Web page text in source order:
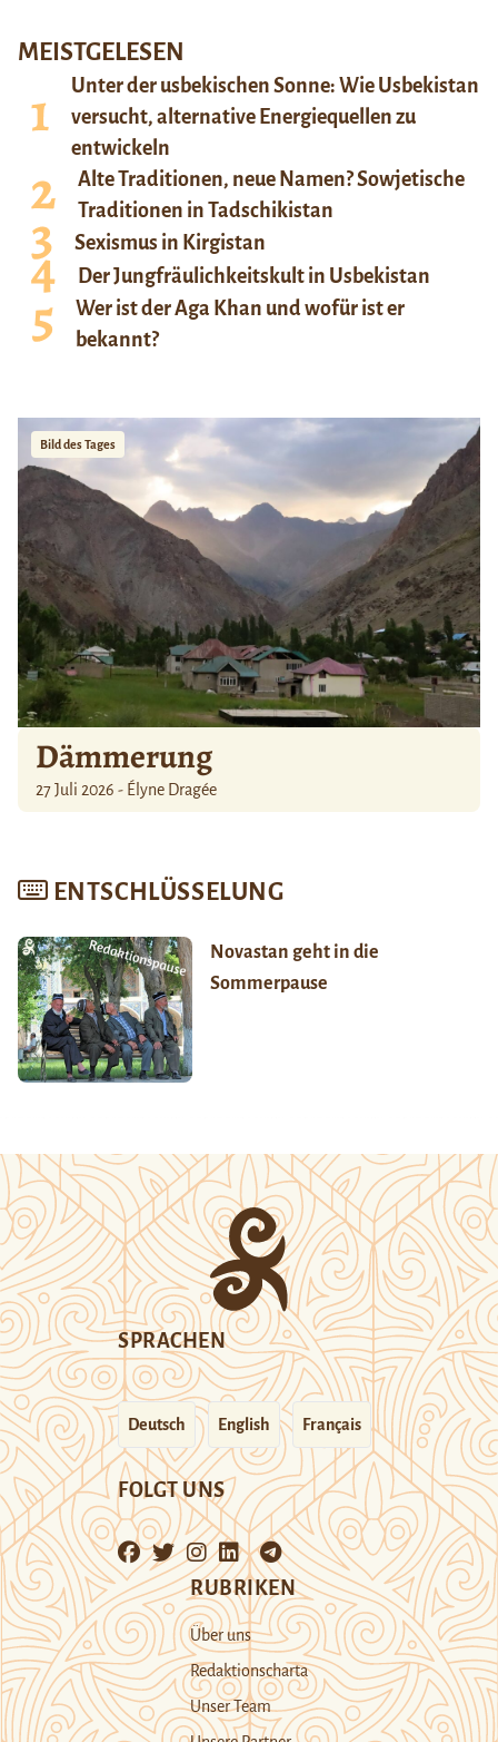
MEISTGELESEN
Unter der usbekischen Sonne: Wie Usbekistan
versucht, alternative Energiequellen zu
entwickeln
Alte Traditionen, neue Namen? Sowjetische
Traditionen in Tadschikistan
Sexismus in Kirgistan
Der Jungfräulichkeitskult in Usbekistan
Wer ist der Aga Khan und wofür ist er
bekannt?
Bild des Tages
Dämmerung
27 Juli 2026 - Élyne Dragée
ENTSCHLÜSSELUNG
Novastan geht in die
Sommerpause
SPRACHEN
Deutsch English Français
FOLGT UNS
RUBRIKEN
Über uns
Redaktionscharta
Unser Team